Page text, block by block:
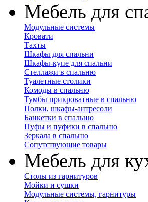
Мебель для
Модульные системы
Кровати
Тахты
Шкафы для спальни
Шкафы-купе для спальни
Стеллажи в спальню
Туалетные столики
Комоды в спальню
Тумбы прикроватные в спальню
Полки, шкафы-антресоли
Банкетки в спальню
Пуфы и пуфики в спальню
Зеркала в спальню
Сопутствующие товары
Мебель для
Столы из гарнитуров
Мойки и сушки
Модульные системы, гарнитуры